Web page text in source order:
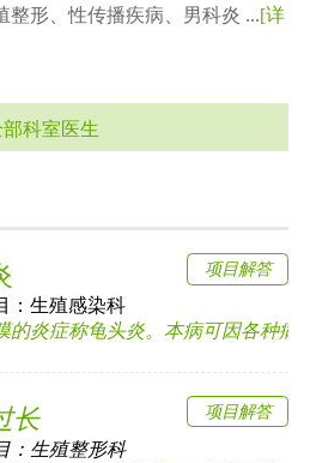
整形、性传播疾病、男科炎 ...[详
部科室医生
：生殖感染科
的炎症称龟头炎。本病可因各种病
项目解答
长
： 生殖整形科
项目解答